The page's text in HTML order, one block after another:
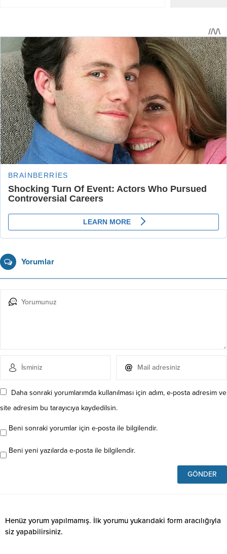
Yorumlar
Daha sonraki yorumlarımda kullanılması için adım, e-posta adresim ve
site adresim bu tarayıcıya kaydedilsin.
Beni sonraki yorumlar için e-posta ile bilgilendir.
Beni yeni yazılarda e-posta ile bilgilendir.
Henüz yorum yapılmamış. İlk yorumu yukarıdaki form aracılığıyla
siz yapabilirsiniz.